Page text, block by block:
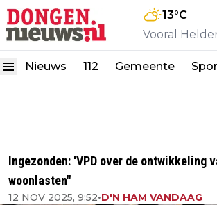
13°C
Vooral
Nieuws 112 Gemeente
Ingezonden: 'VPD over de ontwikkeling
woonlasten"
12 NOV 2025, 9:52•D'N HAM VANDAAG